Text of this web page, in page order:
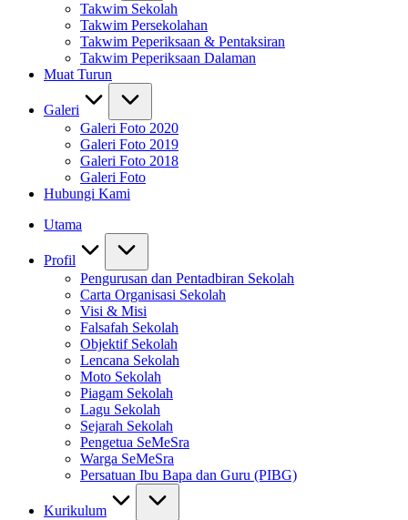
Takwim Sekolah
Takwim Persekolahan
Takwim Peperiksaan & Pentaksiran
Takwim Peperiksaan Dalaman
Muat Turun
Galeri
Galeri Foto 2020
Galeri Foto 2019
Galeri Foto 2018
Galeri Foto
Hubungi Kami
Utama
Profil
Pengurusan dan Pentadbiran Sekolah
Carta Organisasi Sekolah
Visi & Misi
Falsafah Sekolah
Objektif Sekolah
Lencana Sekolah
Moto Sekolah
Piagam Sekolah
Lagu Sekolah
Sejarah Sekolah
Pengetua SeMeSra
Warga SeMeSra
Persatuan Ibu Bapa dan Guru (PIBG)
Kurikulum